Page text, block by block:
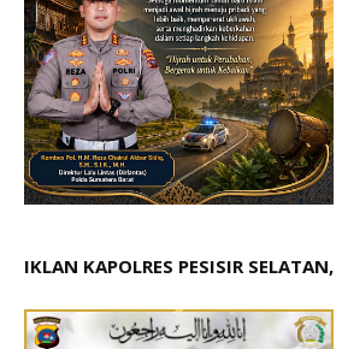
IKLAN KAPOLRES PESISIR SELATAN,